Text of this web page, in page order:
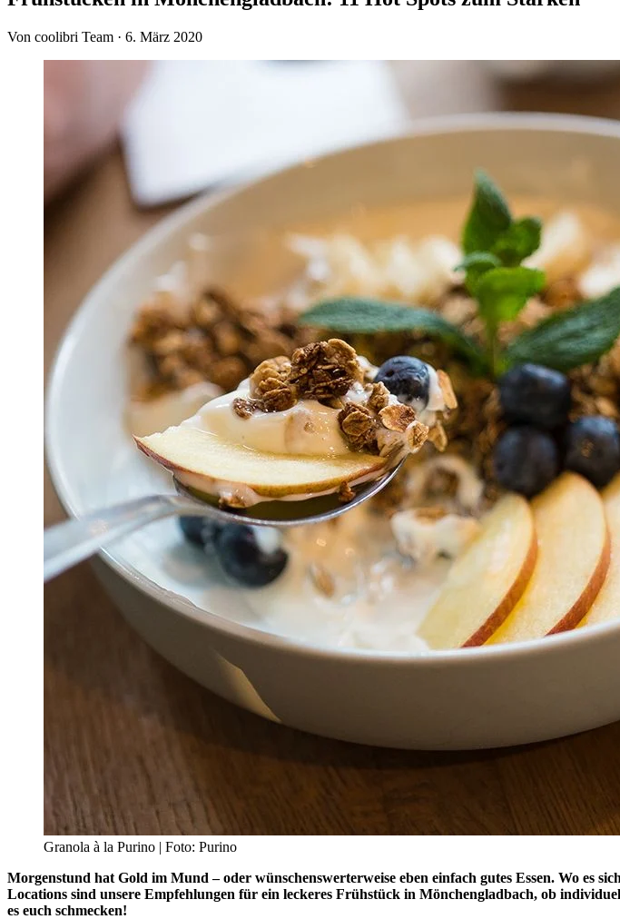
Von coolibri Team · 6. März 2020
Granola à la Purino | Foto: Purino
Morgenstund hat Gold im Mund – oder wünschenswerterweise eben einfach gutes Essen. Wo es
Locations sind unsere Empfehlungen für ein leckeres Frühstück in Mönchengladbach, ob
es euch schmecken!